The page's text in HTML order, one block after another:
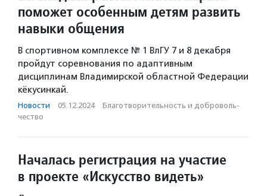
поможет особенным детям развить
навыки общения
В спортивном комплексе № 1 ВлГУ 7 и 8 декабря
пройдут соревнования по адаптивным
дисциплинам Владимирской областной Федерации
кёкусинкай.
Новости · 05.12.2024 · Благотвори­тель­ность и доброволь­
чест­во
Началась регистрация на участие
в проекте «Искусство видеть»